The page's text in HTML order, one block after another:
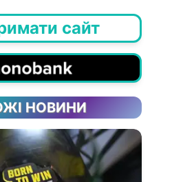
сайт
НОВИНИ